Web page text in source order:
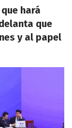
hará
que
y al papel